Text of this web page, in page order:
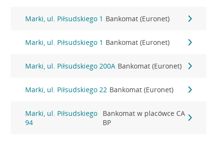
Marki, ul. Piłsudskiego 1 Bankomat (Euronet)
Marki, ul. Piłsudskiego 1 Bankomat (Euronet)
Marki, ul. Piłsudskiego 200A Bankomat (Euronet)
Marki, ul. Piłsudskiego 22 Bankomat (Euronet)
Marki, ul. Piłsudskiego
94
Bankomat w placówce CA
BP